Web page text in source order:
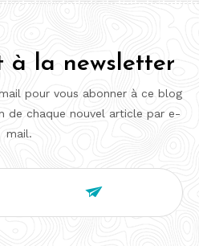
à la newsletter
pour vous abonner à ce blog
de chaque nouvel article par e-
mail.
